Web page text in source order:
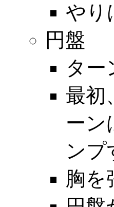
やり
円盤
ター
最初
ーン
ンプ
胸を